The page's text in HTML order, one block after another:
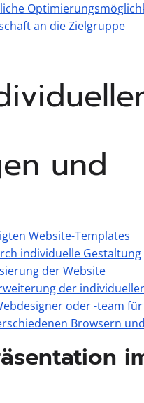
an die Zielgruppe
und
Website-Templates
individuelle Gestaltung
der Website
der
oder -team
Browsern